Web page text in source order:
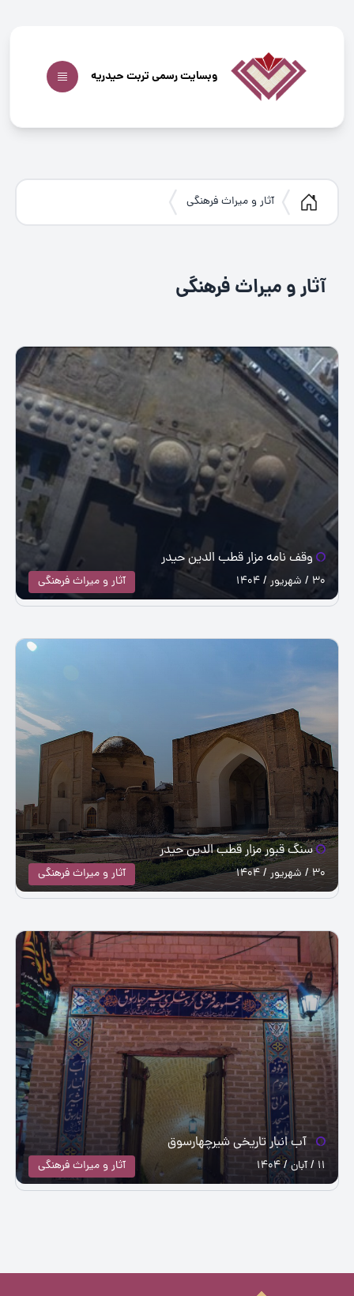
وبسایت رسمی تربت حیدریه
آثار و میراث فرهنگی
آثار و میراث فرهنگی
وقف نامه مزار قطب الدین حیدر
آثار و میراث فرهنگی 30 / شهریور / 1404
سنگ قبور مزار قطب الدین حیدر
آثار و میراث فرهنگی 30 / شهریور / 1404
آب انبار تاریخی شیرچهارسوق
آثار و میراث فرهنگی 11 / آبان / 1404